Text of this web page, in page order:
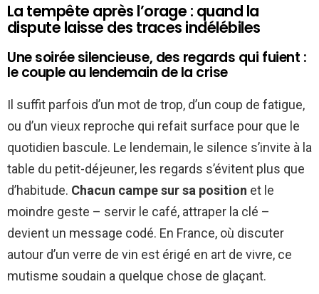
La tempête après l’orage : quand la
dispute laisse des traces indélébiles
Une soirée silencieuse, des regards qui fuient :
le couple au lendemain de la crise
Il suffit parfois d’un mot de trop, d’un coup de fatigue,
ou d’un vieux reproche qui refait surface pour que le
quotidien bascule. Le lendemain, le silence s’invite à la
table du petit-déjeuner, les regards s’évitent plus que
d’habitude. Chacun campe sur sa position et le
moindre geste – servir le café, attraper la clé –
devient un message codé. En France, où discuter
autour d’un verre de vin est érigé en art de vivre, ce
mutisme soudain a quelque chose de glaçant.